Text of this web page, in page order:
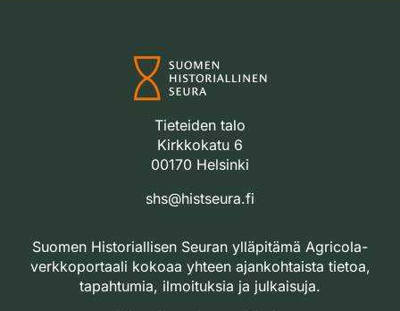
Tieteiden talo
Kirkkokatu 6
00170 Helsinki
shs@histseura.fi
Suomen Historiallisen Seuran ylläpitämä Agricola-
verkkoportaali kokoaa yhteen ajankohtaista tietoa,
tapahtumia, ilmoituksia ja julkaisuja.